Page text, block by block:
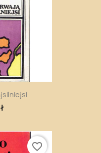
favorite_border